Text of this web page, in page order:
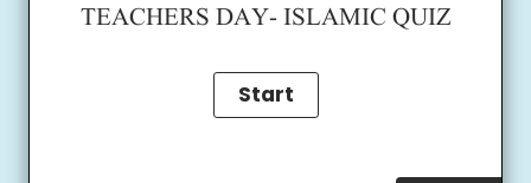
TEACHERS DAY- ISLAMIC QUIZ